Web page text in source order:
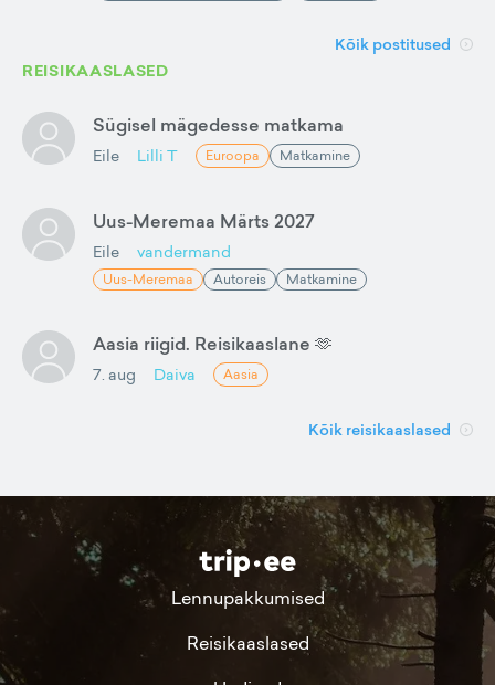
Kõik postitused
REISIKAASLASED
Sügisel mägedesse matkama
Eile Lilli T Euroopa Matkamine
Uus-Meremaa Märts 2027
Eile vandermand
Uus-Meremaa Autoreis Matkamine
Aasia riigid. Reisikaaslane 🫶
7. aug Daiva Aasia
Kõik reisikaaslased
Lennupakkumised
Reisikaaslased